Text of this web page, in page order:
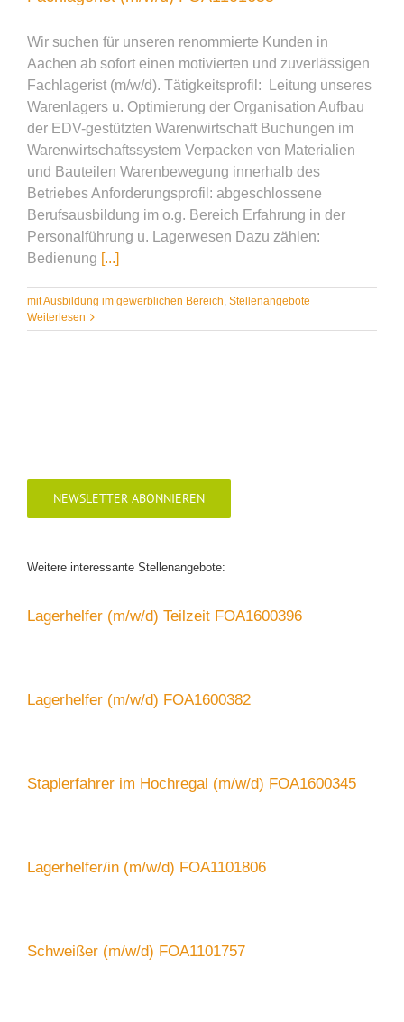
Wir suchen für unseren renommierte Kunden in
Aachen ab sofort einen motivierten und zuverlässigen
Fachlagerist (m/w/d). Tätigkeitsprofil: Leitung unseres
Warenlagers u. Optimierung der Organisation Aufbau
der EDV-gestützten Warenwirtschaft Buchungen im
Warenwirtschaftssystem Verpacken von Materialien
und Bauteilen Warenbewegung innerhalb des
Betriebes Anforderungsprofil: abgeschlossene
Berufsausbildung im o.g. Bereich Erfahrung in der
Personalführung u. Lagerwesen Dazu zählen:
Bedienung [...]
mit Ausbildung im gewerblichen Bereich, Stellenangebote
Weiterlesen
NEWSLETTER ABONNIEREN
Weitere interessante Stellenangebote:
Lagerhelfer (m/w/d) Teilzeit FOA1600396
Lagerhelfer (m/w/d) FOA1600382
Staplerfahrer im Hochregal (m/w/d) FOA1600345
Lagerhelfer/in (m/w/d) FOA1101806
Schweißer (m/w/d) FOA1101757